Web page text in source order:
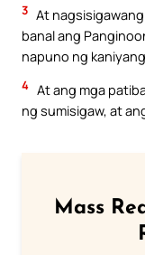
3 At nagsisigawang
banal ang
napuno ng
4 At ang mga
ng sumisigaw, at
Mass